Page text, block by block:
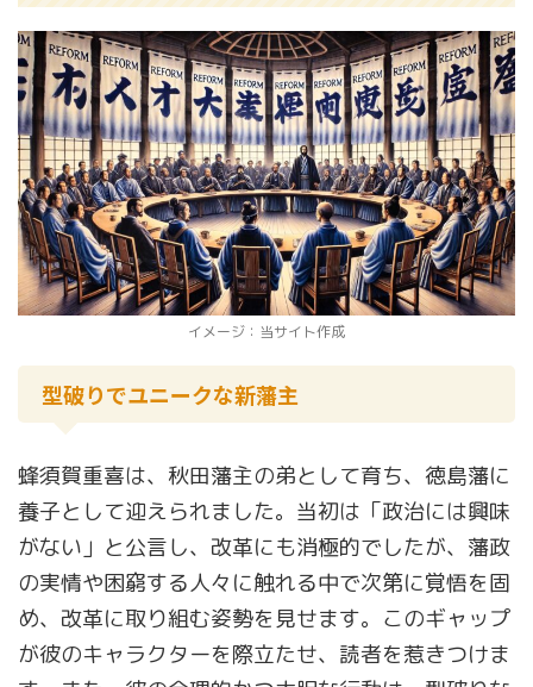
イメージ：当サイト作成
型破りでユニークな新藩主
蜂須賀重喜は、秋田藩主の弟として育ち、徳島藩に
養子として迎えられました。当初は「政治には興味
がない」と公言し、改革にも消極的でしたが、藩政
の実情や困窮する人々に触れる中で次第に覚悟を固
め、改革に取り組む姿勢を見せます。このギャップ
が彼のキャラクターを際立たせ、読者を惹きつけま